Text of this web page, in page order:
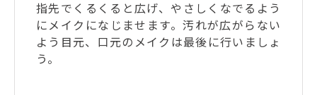
指先でくるくると広げ、やさしくなでるよう
にメイクになじませます。汚れが広がらない
よう目元、口元のメイクは最後に行いましょ
う。